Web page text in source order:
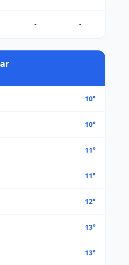
- -
10°
10°
11°
11°
12°
13°
13°